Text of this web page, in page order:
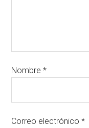
Nombre*
Correo electrónico*